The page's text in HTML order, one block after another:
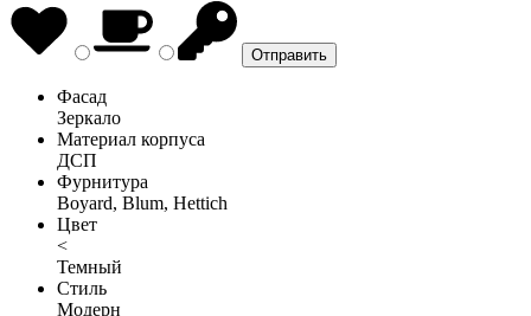
Фасад
Зеркало
Материал корпуса
ДСП
Фурнитура
Boyard, Blum, Hettich
Цвет
<
Темный
Стиль
Модерн